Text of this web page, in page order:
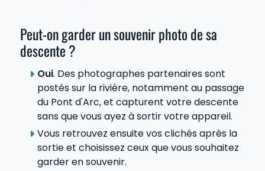
Peut-on garder un souvenir photo de sa
descente ?
Oui. Des photographes partenaires sont
postés sur la rivière, notamment au passage
du Pont d'Arc, et capturent votre descente
sans que vous ayez à sortir votre appareil.
Vous retrouvez ensuite vos clichés après la
sortie et choisissez ceux que vous souhaitez
garder en souvenir.